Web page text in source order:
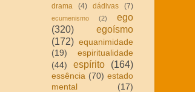
drama (4) dádivas (7)
ecumenismo (2)
ego
(320)
egoísmo
(172) equanimidade
(19)
espiritualidade
(44)
espírito (164)
essência (70) estado
mental
(17)